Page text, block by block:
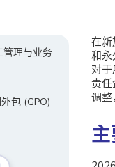
管理与业务
包 (GPO)
在新
和永
对
责任
调整